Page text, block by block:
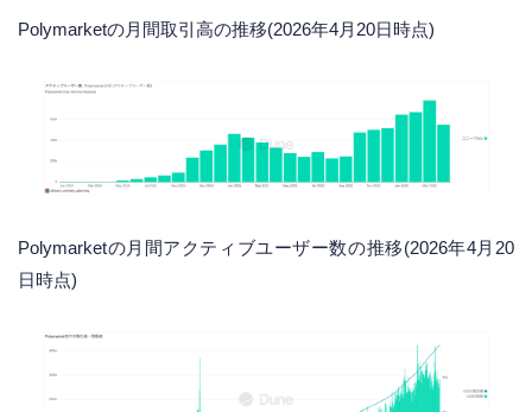
Polymarketの月間取引高の推移(2026年4月20日時点)
Polymarketの月間アクティブユーザー数の推移(2026年4月20
日時点)